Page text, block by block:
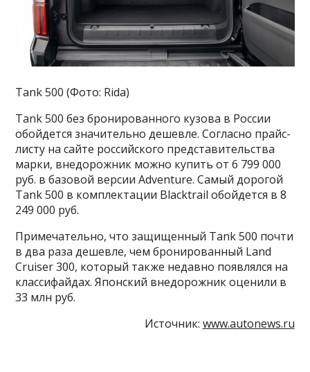
Tank 500 (Фото: Rida)
Tank 500 без бронированного кузова в России
обойдется значительно дешевле. Согласно прайс-
листу на сайте российского представительства
марки, внедорожник можно купить от 6 799 000
руб. в базовой версии Adventure. Самый дорогой
Tank 500 в комплектации Blacktrail обойдется в 8
249 000 руб.
Примечательно, что защищенный Tank 500 почти
в два раза дешевле, чем бронированный Land
Cruiser 300, который также недавно появлялся на
классифайдах. Японский внедорожник оценили в
33 млн руб.
Источник: www.autonews.ru